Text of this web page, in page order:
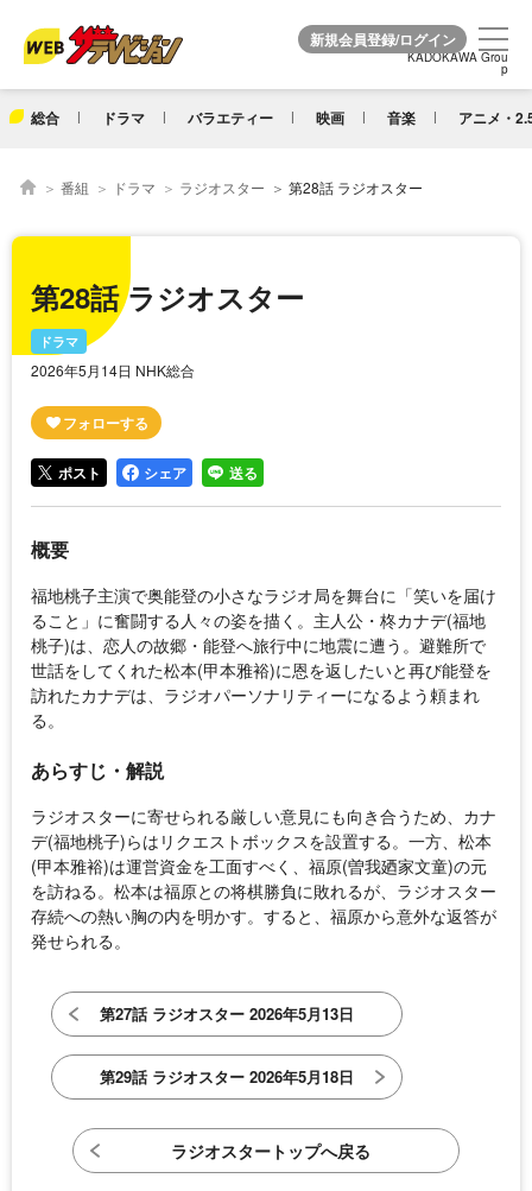
KADOKAWA Grou
p
総合 ドラマ バラエティー 映画 音楽 アニメ・
KADOKAWA Grou
p
番組 ドラマ ラジオスター 第28話 ラジオスター
第28話 ラジオスター
ドラマ
2026年5月14日 NHK総合
ポスト シェア 送る
概要
福地桃子主演で奥能登の小さなラジオ局を舞台に「笑いを届け
ること」に奮闘する人々の姿を描く。主人公・柊カナデ(福地
桃子)は、恋人の故郷・能登へ旅行中に地震に遭う。避難所で
世話をしてくれた松本(甲本雅裕)に恩を返したいと再び能登を
訪れたカナデは、ラジオパーソナリティーになるよう頼まれ
る。
あらすじ・解説
ラジオスターに寄せられる厳しい意見にも向き合うため、カナ
デ(福地桃子)らはリクエストボックスを設置する。一方、松本
(甲本雅裕)は運営資金を工面すべく、福原(曽我廼家文童)の元
を訪ねる。松本は福原との将棋勝負に敗れるが、ラジオスター
存続への熱い胸の内を明かす。すると、福原から意外な返答が
発せられる。
第27話 ラジオスター 2026年5月13日
第29話 ラジオスター 2026年5月18日
ラジオスタートップへ戻る